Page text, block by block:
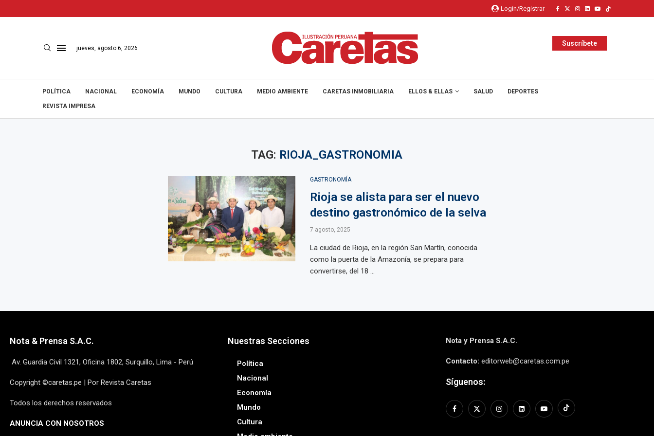
Login/Registrar
jueves, agosto 6, 2026
Suscríbete
POLÍTICA NACIONAL ECONOMÍA MUNDO CULTURA MEDIO AMBIENTE CARETAS INMOBILIARIA ELLOS & ELLAS SALUD DEPORTES
REVISTA IMPRESA
TAG: RIOJA_GASTRONOMIA
GASTRONOMÍA
Rioja se alista para ser el nuevo
destino gastronómico de la selva
7 agosto, 2025
La ciudad de Rioja, en la región San Martín, conocida
como la puerta de la Amazonía, se prepara para
convertirse, del 18 ...
Nota & Prensa S.A.C.
Av. Guardia Civil 1321, Oficina 1802, Surquillo, Lima - Perú
Copyright ©caretas.pe | Por Revista Caretas
Todos los derechos reservados
ANUNCIA CON NOSOTROS
Nuestras Secciones
Política
Nacional
Economía
Mundo
Cultura
Nota y Prensa S.A.C.
Contacto: editorweb@caretas.com.pe
Síguenos: